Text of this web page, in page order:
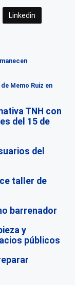
Linkedin
Memo Ruiz en
TNH con
del 15 de
del
taller de
barrenador
y
públicos